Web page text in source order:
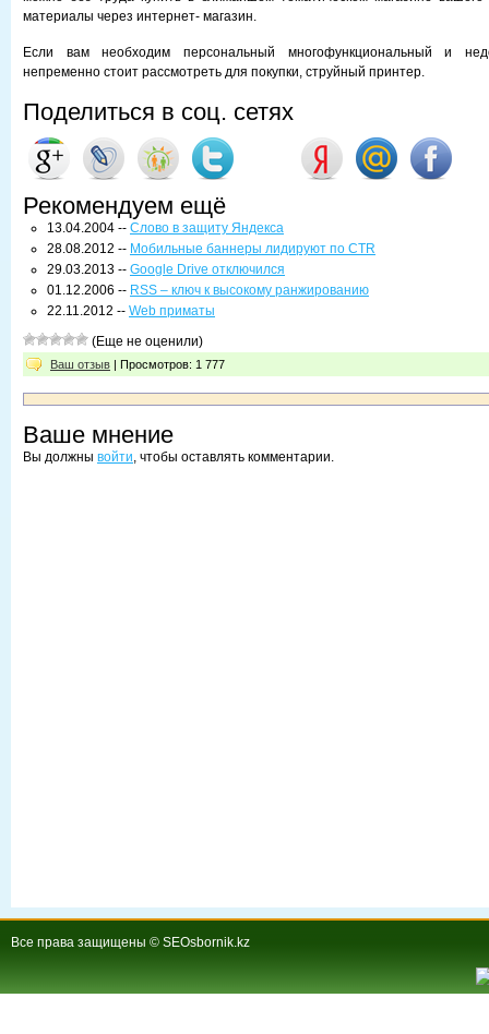
материалы через интернет- магазин.
Если вам необходим персональный многофункциональный и
непременно стоит рассмотреть для покупки, струйный принтер.
Поделиться в соц. сетях
Рекомендуем ещё
13.04.2004 -- Слово в защиту Яндекса
28.08.2012 -- Мобильные баннеры лидируют по CTR
29.03.2013 -- Google Drive отключился
01.12.2006 -- RSS – ключ к высокому ранжированию
22.11.2012 -- Web приматы
(Еще не оценили)
Ваш отзыв | Просмотров: 1 777
Ваше мнение
Вы должны войти, чтобы оставлять комментарии.
Все права защищены © SEOsbornik.kz